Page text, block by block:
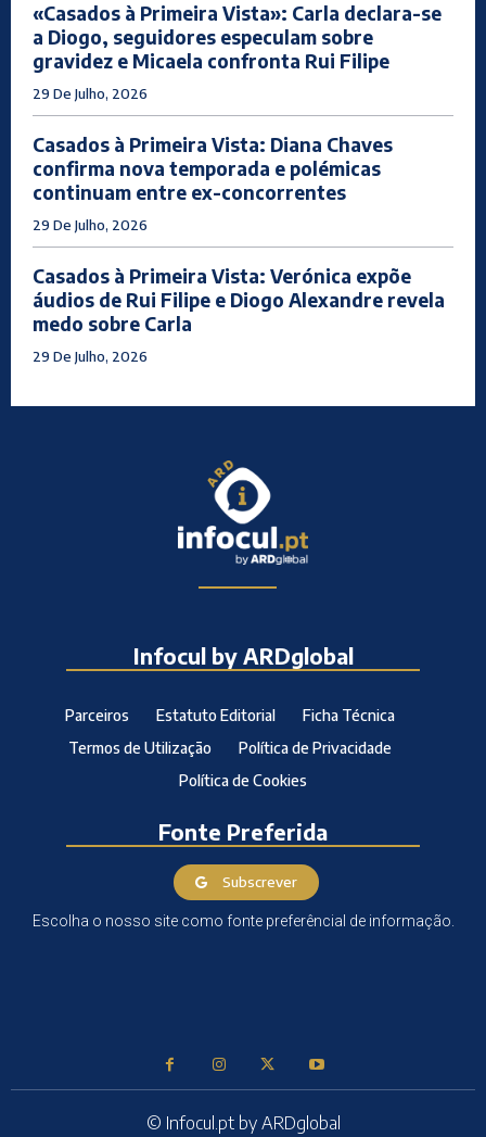
«Casados à Primeira Vista»: Carla declara-se
a Diogo, seguidores especulam sobre
gravidez e Micaela confronta Rui Filipe
29 De Julho, 2026
Casados à Primeira Vista: Diana Chaves
confirma nova temporada e polémicas
continuam entre ex-concorrentes
29 De Julho, 2026
Casados à Primeira Vista: Verónica expõe
áudios de Rui Filipe e Diogo Alexandre revela
medo sobre Carla
29 De Julho, 2026
Infocul by ARDglobal
Parceiros Estatuto Editorial
Ficha Técnica
Termos de Utilização
Política de Privacidade
Política de Cookies
Fonte Preferida
Subscrever
Escolha o nosso site como fonte preferêncial de informação.
© Infocul.pt by ARDglobal